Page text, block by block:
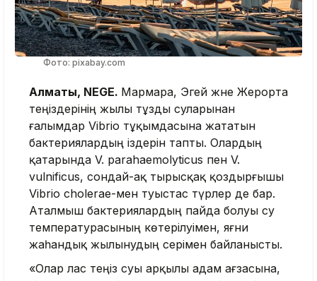
Фото: pixabay.com
Алматы, NEGE. Мармара, Эгей және Жерорта
теңіздерінің жылы тұзды суларынан
ғалымдар Vibrio тұқымдасына жататын
бактериялардың іздерін тапты. Олардың
қатарында V. parahaemolyticus пен V.
vulnificus, сондай-ақ тырысқақ қоздырғышы
Vibrio cholerae-мен туыстас түрлер де бар.
Аталмыш бактериялардың пайда болуы су
температурасының көтерілуімен, яғни
жаһандық жылынудың әсерімен байланысты.
«Олар лас теңіз суы арқылы адам ағзасына,